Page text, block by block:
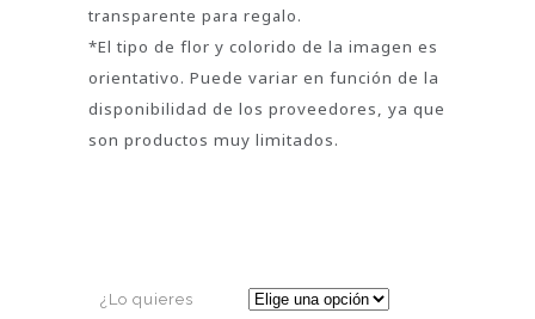
transparente para regalo.
*El tipo de flor y colorido de la imagen es
orientativo. Puede variar en función de la
disponibilidad de los proveedores, ya que
son productos muy limitados.
¿Lo quieres